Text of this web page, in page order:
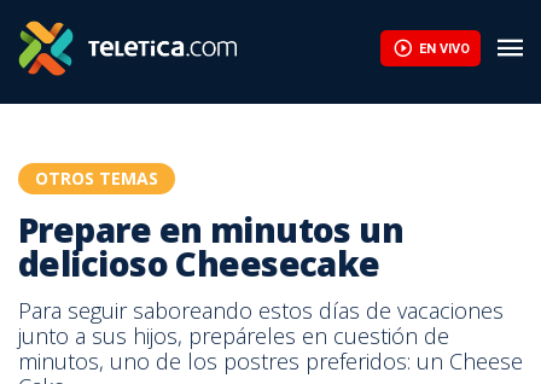
EN VIVO
OTROS TEMAS
Prepare en minutos un
delicioso Cheesecake
Para seguir saboreando estos días de vacaciones
junto a sus hijos, prepáreles en cuestión de
minutos, uno de los postres preferidos: un Cheese